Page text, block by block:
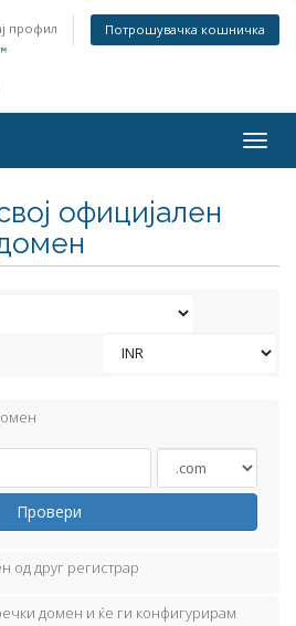
профил Потрошувачка кошничка
официјален
Провери
од друг регистрар
домен и ќе ги конфигурирам